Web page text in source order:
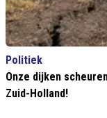
Politiek
Onze dijken
Zuid-Holland!